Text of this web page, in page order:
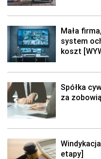
Mała
system
koszt
Spółka
za
etapy]